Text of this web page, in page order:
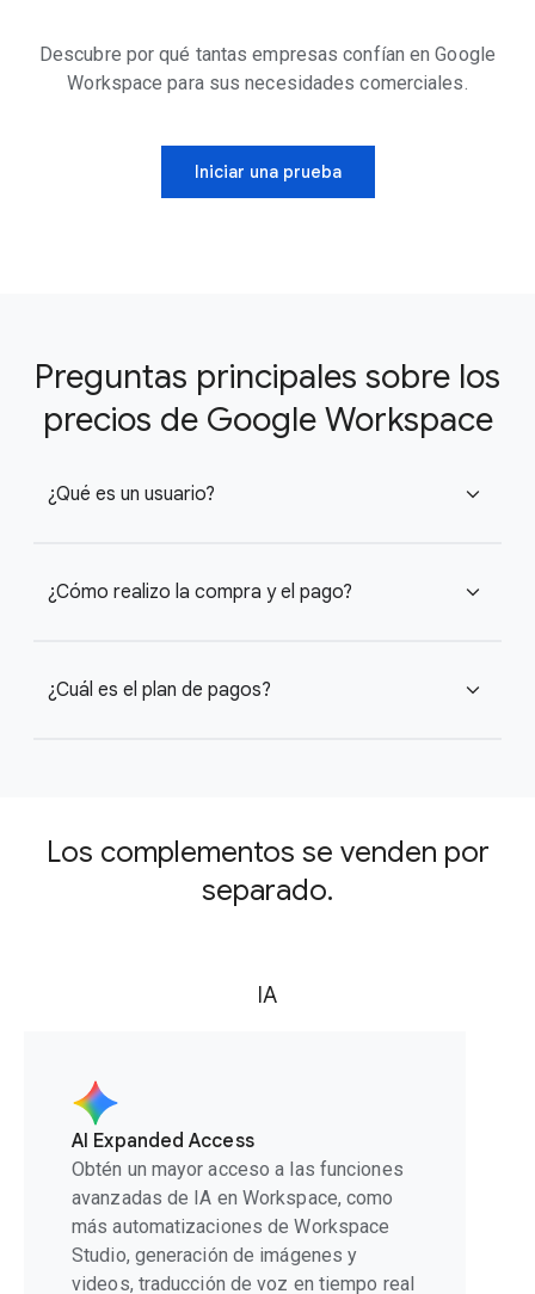
Descubre por qué tantas empresas confían en Google
Workspace para sus necesidades comerciales.
Iniciar una prueba
Preguntas principales sobre los
precios de Google Workspace
¿Qué es un usuario? expand_more
¿Cómo realizo la compra y el pago? expand_more
¿Cuál es el plan de pagos? expand_more
Los complementos se venden por
separado.
IA
AI Expanded Access
Obtén un mayor acceso a las funciones
avanzadas de IA en Workspace, como
más automatizaciones de Workspace
Studio, generación de imágenes y
videos, traducción de voz en tiempo real